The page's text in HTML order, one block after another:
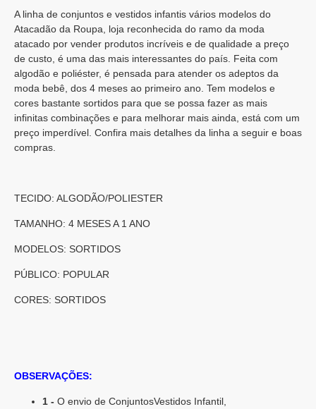
A linha de conjuntos e vestidos infantis vários modelos do
Atacadão da Roupa, loja reconhecida do ramo da moda
atacado por vender produtos incríveis e de qualidade a preço
de custo, é uma das mais interessantes do país. Feita com
algodão e poliéster, é pensada para atender os adeptos da
moda bebê, dos 4 meses ao primeiro ano. Tem modelos e
cores bastante sortidos para que se possa fazer as mais
infinitas combinações e para melhorar mais ainda, está com um
preço imperdível. Confira mais detalhes da linha a seguir e boas
compras.
TECIDO: ALGODÃO/POLIESTER
TAMANHO: 4 MESES A 1 ANO
MODELOS: SORTIDOS
PÚBLICO: POPULAR
CORES: SORTIDOS
OBSERVAÇÕES:
1 - O envio de ConjuntosVestidos Infantil,